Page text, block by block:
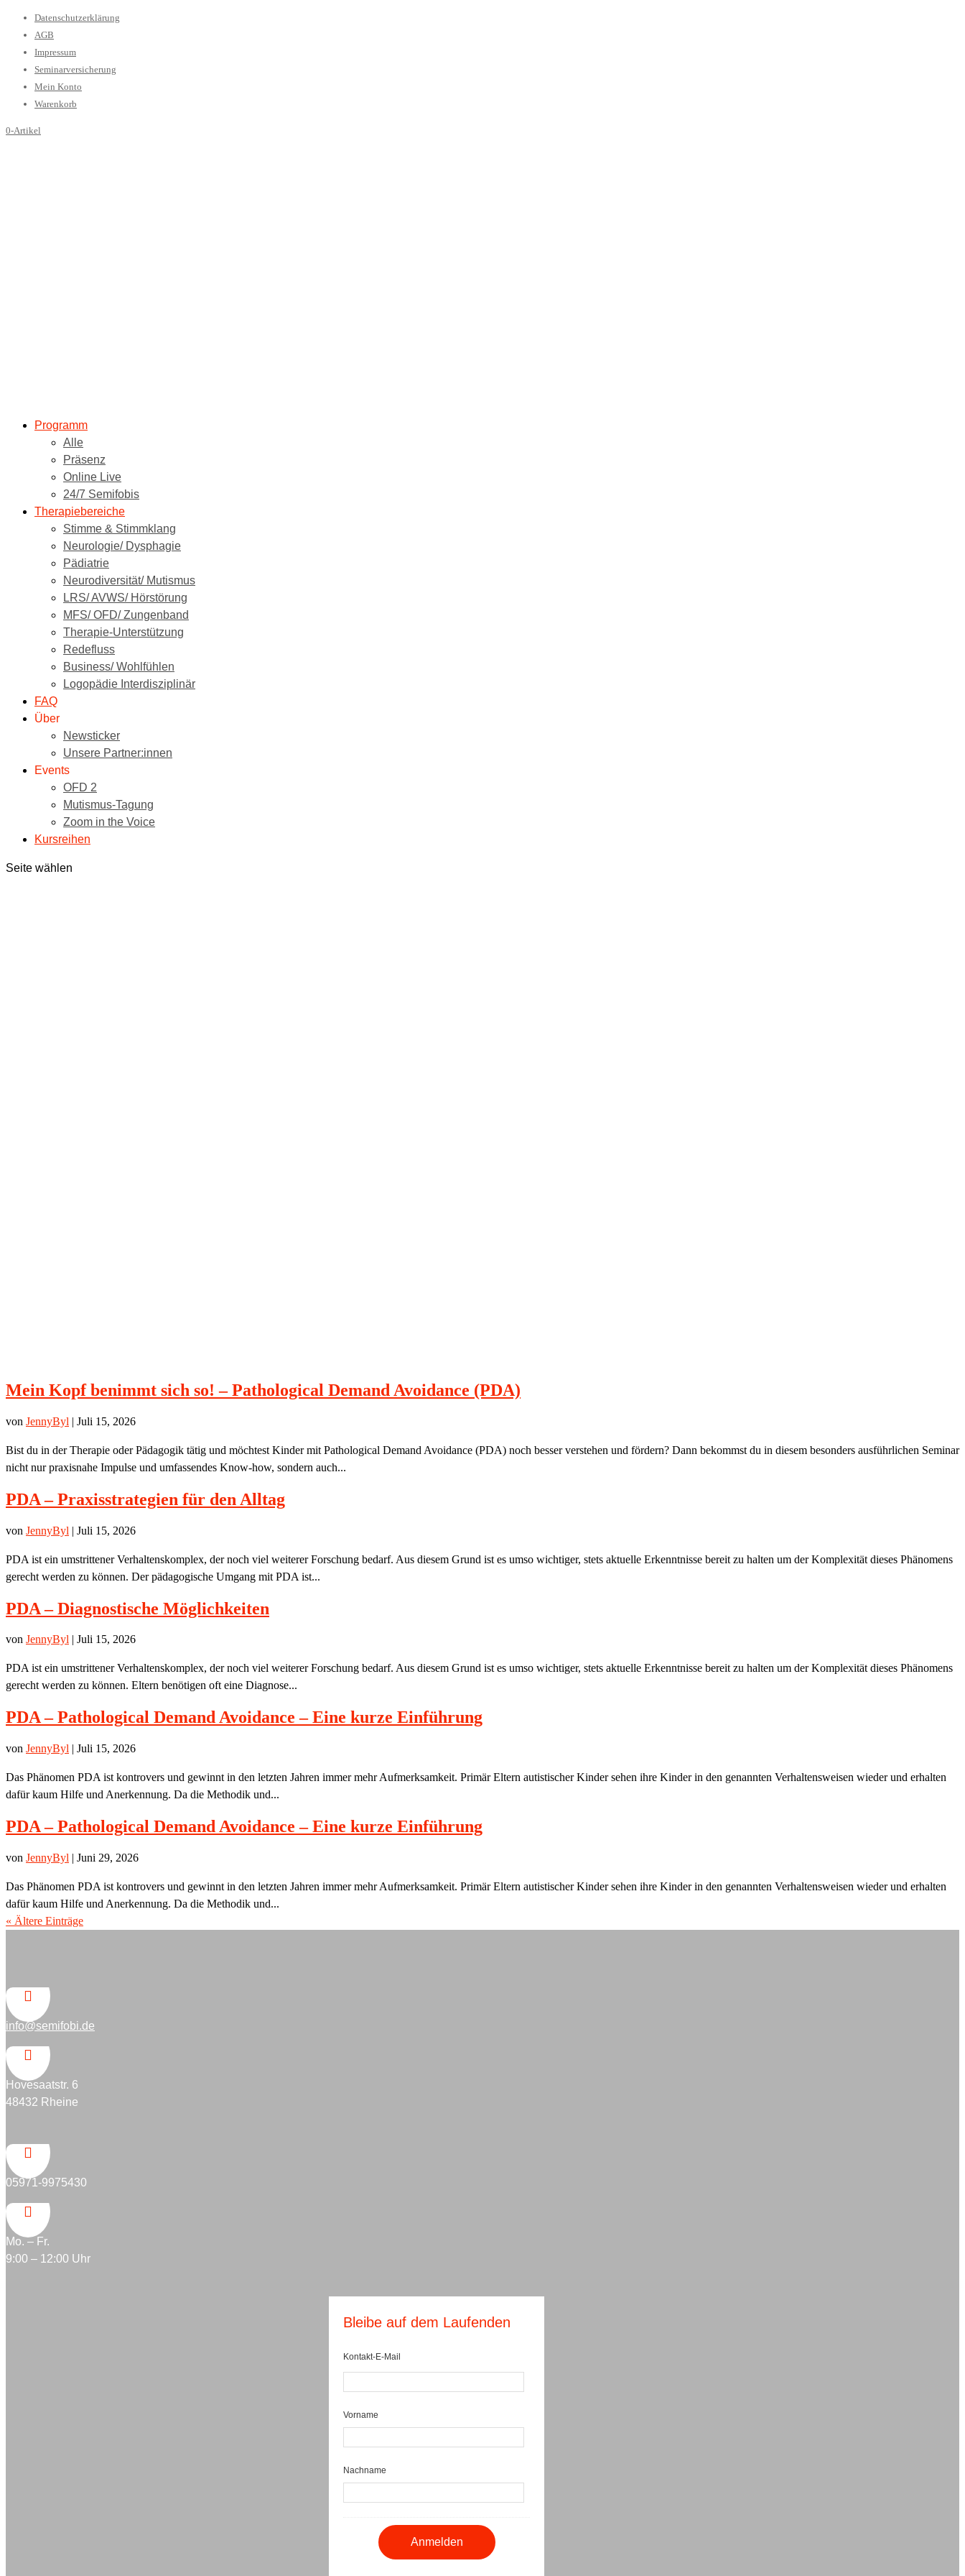
Datenschutzerklärung
AGB
Impressum
Seminarversicherung
Mein Konto
Warenkorb
0-Artikel
Programm
Alle
Präsenz
Online Live
24/7 Semifobis
Therapiebereiche
Stimme & Stimmklang
Neurologie/ Dysphagie
Pädiatrie
Neurodiversität/ Mutismus
LRS/ AVWS/ Hörstörung
MFS/ OFD/ Zungenband
Therapie-Unterstützung
Redefluss
Business/ Wohlfühlen
Logopädie Interdisziplinär
FAQ
Über
Newsticker
Unsere Partner:innen
Events
OFD 2
Mutismus-Tagung
Zoom in the Voice
Kursreihen
Seite wählen
Mein Kopf benimmt sich so! – Pathological Demand Avoidance (PDA)
von JennyByl | Juli 15, 2026
Bist du in der Therapie oder Pädagogik tätig und möchtest Kinder mit Pathological Demand Avoidance (PDA) noch besser verstehen und fördern? Dann bekommst du in diesem besonders ausführlichen Seminar
nicht nur praxisnahe Impulse und umfassendes Know-how, sondern auch...
PDA – Praxisstrategien für den Alltag
von JennyByl | Juli 15, 2026
PDA ist ein umstrittener Verhaltenskomplex, der noch viel weiterer Forschung bedarf. Aus diesem Grund ist es umso wichtiger, stets aktuelle Erkenntnisse bereit zu halten um der Komplexität dieses Phänomens
gerecht werden zu können. Der pädagogische Umgang mit PDA ist...
PDA – Diagnostische Möglichkeiten
von JennyByl | Juli 15, 2026
PDA ist ein umstrittener Verhaltenskomplex, der noch viel weiterer Forschung bedarf. Aus diesem Grund ist es umso wichtiger, stets aktuelle Erkenntnisse bereit zu halten um der Komplexität dieses Phänomens
gerecht werden zu können. Eltern benötigen oft eine Diagnose...
PDA – Pathological Demand Avoidance – Eine kurze Einführung
von JennyByl | Juli 15, 2026
Das Phänomen PDA ist kontrovers und gewinnt in den letzten Jahren immer mehr Aufmerksamkeit. Primär Eltern autistischer Kinder sehen ihre Kinder in den genannten Verhaltensweisen wieder und erhalten
dafür kaum Hilfe und Anerkennung. Da die Methodik und...
PDA – Pathological Demand Avoidance – Eine kurze Einführung
von JennyByl | Juni 29, 2026
Das Phänomen PDA ist kontrovers und gewinnt in den letzten Jahren immer mehr Aufmerksamkeit. Primär Eltern autistischer Kinder sehen ihre Kinder in den genannten Verhaltensweisen wieder und erhalten
dafür kaum Hilfe und Anerkennung. Da die Methodik und...
« Ältere Einträge

info@semifobi.de

Hovesaatstr. 6
48432 Rheine

05971-9975430

Mo. – Fr.
9:00 – 12:00 Uhr
Bleibe auf dem Laufenden
Kontakt-E-Mail
Vorname
Nachname